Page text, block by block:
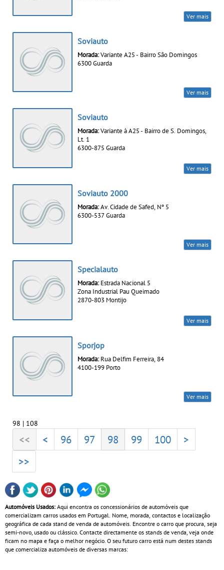
Ver mais
Soviauto
Morada:Variante A25 - Bairro São Domingos
6300 Guarda
Ver mais
Soviauto
Morada:Variante à A25 - Bairro de S. Domingos,
Lt. 1
6300-875 Guarda
Ver mais
Soviauto 2000
Morada:Av. Cidade de Safed, Nº 5
6300-537 Guarda
Ver mais
Specialauto
Morada: Estrada Nacional 5
Zona Industrial Pau Queimado
2870-803 Montijo
Ver mais
Sporjop
Morada: Rua Delfim Ferreira, 84
4100-199 Porto
Ver mais
98 | 108
<< < 96 97 98 99 100
>
>>
Automóveis Usados: Aqui encontra os concessionários de automóveis que
comercializam carros usados em Portugal. Nome, morada, contactos e localização
geográfica de cada stand de venda de automóveis. Encontre o carro que procura, seja
semi-novo, usado ou clássico. Contacte directamente os stands de venda, veja onde
ficam no mapa e faça o melhor negócio. O seu futuro carro está num destes stands
que comercializa automóveis de diversas marcas: